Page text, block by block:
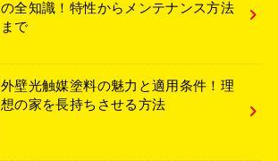
の全知識！特性からメンテナンス方法
まで
外壁光触媒塗料の魅力と適用条件！理
想の家を長持ちさせる方法